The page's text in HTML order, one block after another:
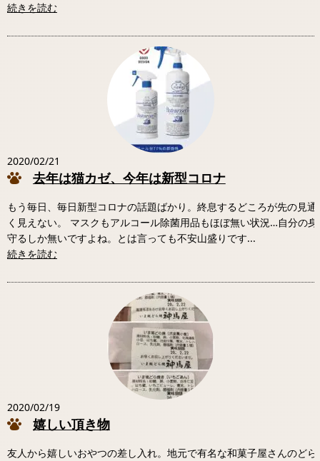
続きを読む
2020/02/21
去年は猫カゼ、今年は新型コロナ
もう毎日、毎日新型コロナの話題ばかり。終息するどころが先の見通
く見えない。 マスクもアルコール除菌用品もほぼ無い状況…自分の
守るしか無いですよね。とは言っても不安山盛りです...
続きを読む
2020/02/19
嬉しい頂き物
友人から嬉しいおやつの差し入れ。地元で有名な和菓子屋さんのどら